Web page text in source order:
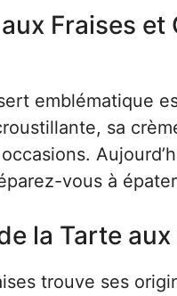
Fraises
emblématique
sa
vous à
la Tarte aux
trouve ses